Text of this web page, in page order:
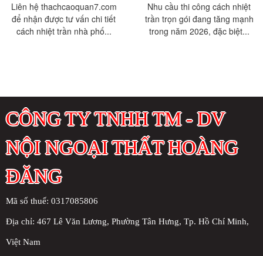
Liên hệ thachcaoquan7.com
để nhận được tư vấn chi tiết
cách nhiệt trần nhà phố...
Nhu cầu thi công cách nhiệt
trần trọn gói đang tăng mạnh
trong năm 2026, đặc biệt...
CÔNG TY TNHH TM - DV
NỘI NGOẠI THẤT HOÀNG
ĐĂNG
Mã số thuế: 0317085806
Địa chỉ: 467 Lê Văn Lương, Phường Tân Hưng, Tp. Hồ Chí Minh,
Việt Nam